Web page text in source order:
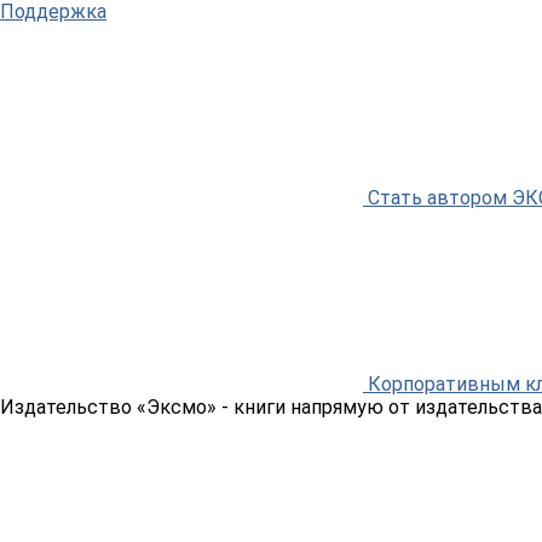
Поддержка
Стать автором
Корпоративным
Издательство «Эксмо» - книги напрямую от издательства